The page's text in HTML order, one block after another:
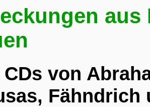
aus
CDs von
Fähndrich